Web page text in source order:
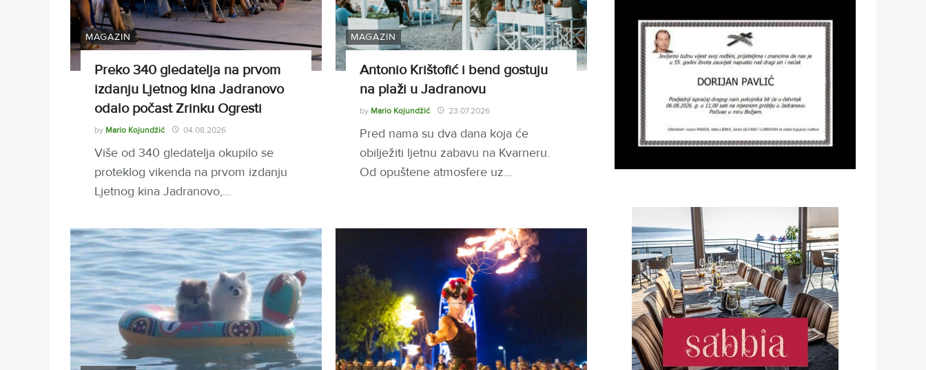
MAGAZIN
Preko 340 gledatelja na prvom
izdanju Ljetnog kina Jadranovo
odalo počast Zrinku Ogresti
by Mario Kojundžić 04.08.2026
Više od 340 gledatelja okupilo se
proteklog vikenda na prvom izdanju
Ljetnog kina Jadranovo,…
MAGAZIN
Antonio Krištofić i bend gostuju
na plaži u Jadranovu
by Mario Kojundžić 23.07.2026
Pred nama su dva dana koja će
obilježiti ljetnu zabavu na Kvarneru.
Od opuštene atmosfere uz…